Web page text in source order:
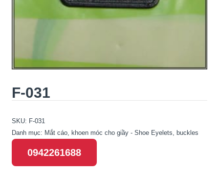
F-031
SKU: F-031
Danh mục: Mắt cáo, khoen móc cho giầy - Shoe Eyelets, buckles
0942261688